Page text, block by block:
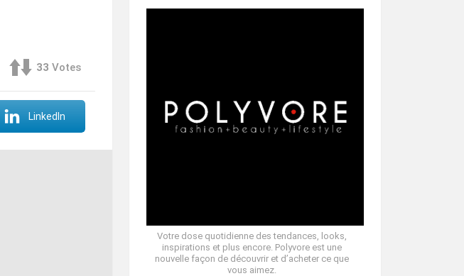
33 Votes
LinkedIn
Votre dose quotidienne des tendances, looks,
inspirations et plus encore. Polyvore est une
nouvelle façon de découvrir et d’acheter ce que
vous aimez.